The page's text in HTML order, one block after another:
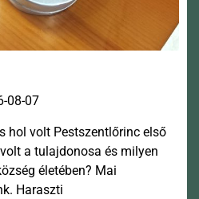
08-07
hol volt Pestszentlőrinc első
a tulajdonosa és milyen
életében? Mai
Haraszti